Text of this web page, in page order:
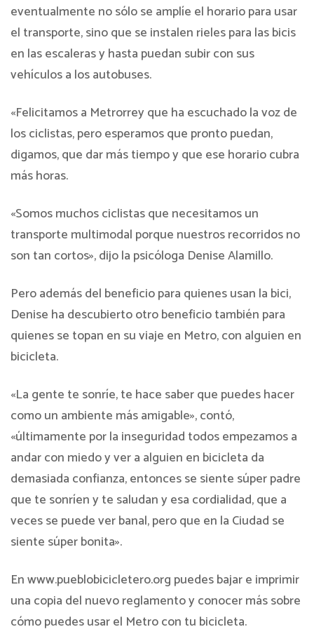
eventualmente no sólo se amplíe el horario para usar
el transporte, sino que se instalen rieles para las bicis
en las escaleras y hasta puedan subir con sus
vehículos a los autobuses.
«Felicitamos a Metrorrey que ha escuchado la voz de
los ciclistas, pero esperamos que pronto puedan,
digamos, que dar más tiempo y que ese horario cubra
más horas.
«Somos muchos ciclistas que necesitamos un
transporte multimodal porque nuestros recorridos no
son tan cortos», dijo la psicóloga Denise Alamillo.
Pero además del beneficio para quienes usan la bici,
Denise ha descubierto otro beneficio también para
quienes se topan en su viaje en Metro, con alguien en
bicicleta.
«La gente te sonríe, te hace saber que puedes hacer
como un ambiente más amigable», contó,
«últimamente por la inseguridad todos empezamos a
andar con miedo y ver a alguien en bicicleta da
demasiada confianza, entonces se siente súper padre
que te sonríen y te saludan y esa cordialidad, que a
veces se puede ver banal, pero que en la Ciudad se
siente súper bonita».
En www.pueblobicicletero.org puedes bajar e imprimir
una copia del nuevo reglamento y conocer más sobre
cómo puedes usar el Metro con tu bicicleta.